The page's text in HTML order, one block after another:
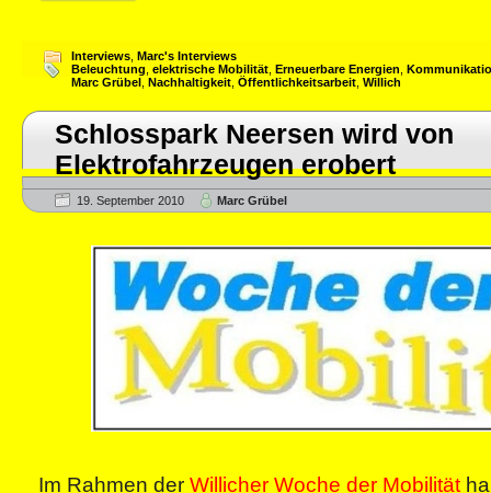
Interviews Marc's Interviews
Beleuchtung elektrische Mobilität Erneuerbare Energien
Marc Grübel Nachhaltigkeit Öffentlichkeitsarbeit Willich
Schlosspark Neersen wird von
Elektrofahrzeugen erobert
19. September 2010 Marc Grübel
Im Rahmen der Willicher Woche der Mobilität